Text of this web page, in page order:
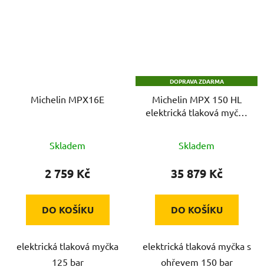
Michelin MPX16E
Skladem
2 759 Kč
DO KOŠÍKU
elektrická tlaková myčka
125 bar
DOPRAVA ZDARMA
Michelin MPX 150 HL
elektrická tlaková myčka
Skladem
35 879 Kč
DO KOŠÍKU
elektrická tlaková myčka s
ohřevem 150 bar